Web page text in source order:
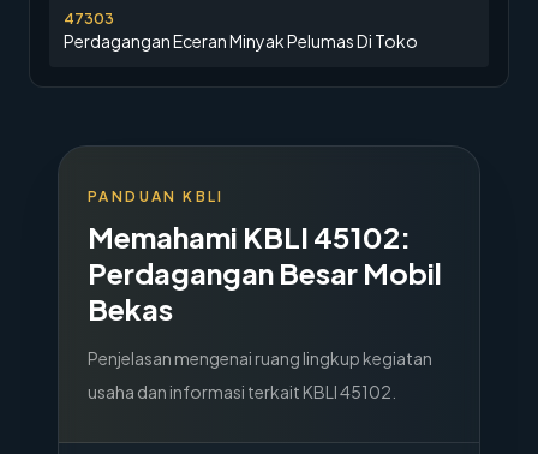
47303
Perdagangan Eceran Minyak Pelumas Di Toko
PANDUAN KBLI
Memahami KBLI 45102:
Perdagangan Besar Mobil
Bekas
Penjelasan mengenai ruang lingkup kegiatan
usaha dan informasi terkait KBLI45102